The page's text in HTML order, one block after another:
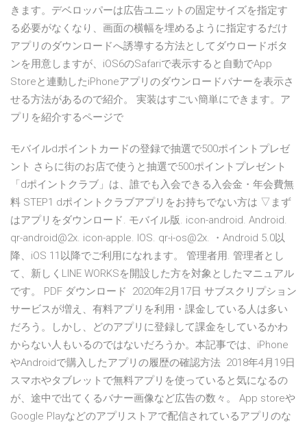
きます。デベロッパーは広告ユニットの固定サイズを指定す
る必要がなくなり、画面の横幅を埋めるように指定するだけ
アプリのダウンロードへ誘導する方法としてダウロードボタ
ンを用意しますが、iOS6のSafariで表示すると自動でApp
Storeと連動したiPhoneアプリのダウンロードバナーを表示さ
せる方法があるので紹介。 実装はすごい簡単にできます。ア
プリを紹介するページで
モバイルdポイントカードの登録で抽選で500ポイントプレゼ
ント さらに街のお店で使うと抽選で500ポイントプレゼント
「dポイントクラブ」は、誰でも入会できる入会金・年会費無
料 STEP1 dポイントクラブアプリをお持ちでない方は ▽まず
はアプリをダウンロード. モバイル版. icon-android. Android.
qr-android@2x. icon-apple. IOS. qr-i-os@2x. ・Android 5.0以
降、iOS 11以降でご利用になれます。 管理者用. 管理者とし
て、新しくLINE WORKSを開設した方を対象としたマニュアル
です。 PDF ダウンロード 2020年2月17日 サブスクリプション
サービスが増え、有料アプリを利用・課金している人は多い
だろう。しかし、どのアプリに登録して課金をしているかわ
からない人もいるのではないだろうか。本記事では、iPhone
やAndroidで購入したアプリの履歴の確認方法 2018年4月19日
スマホやタブレットで無料アプリを使っていると気になるの
が、途中で出てくるバナー画像など広告の数々。 App storeや
Google Playなどのアプリストアで配信されているアプリのな